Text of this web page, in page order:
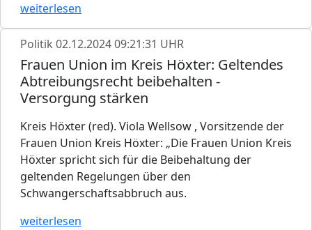
weiterlesen
Politik 02.12.2024 09:21:31 UHR
Frauen Union im Kreis Höxter: Geltendes
Abtreibungsrecht beibehalten -
Versorgung stärken
Kreis Höxter (red). Viola Wellsow , Vorsitzende der
Frauen Union Kreis Höxter: „Die Frauen Union Kreis
Höxter spricht sich für die Beibehaltung der
geltenden Regelungen über den
Schwangerschaftsabbruch aus.
weiterlesen